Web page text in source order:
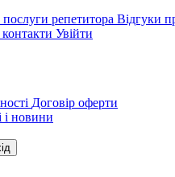
репетитора Відгуки
Увійти
Договір оферти
і новини